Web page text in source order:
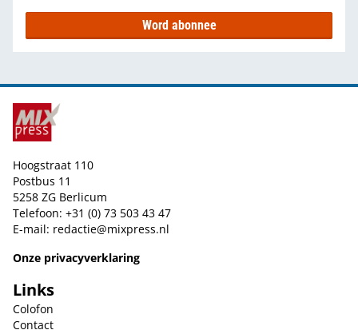
Word abonnee
Hoogstraat 110
Postbus 11
5258 ZG Berlicum
Telefoon: +31 (0) 73 503 43 47
E-mail: redactie@mixpress.nl
Onze privacyverklaring
Links
Colofon
Contact